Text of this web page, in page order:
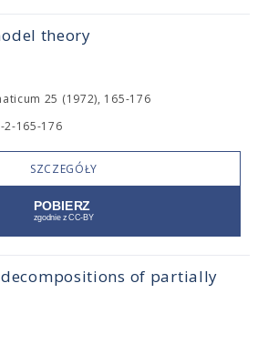
theory
25 (1972), 165-176
2-165-176
SZCZEGÓŁY
of partially